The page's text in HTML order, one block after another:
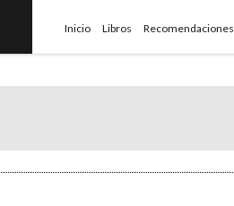
Inicio Libros Recomendaciones